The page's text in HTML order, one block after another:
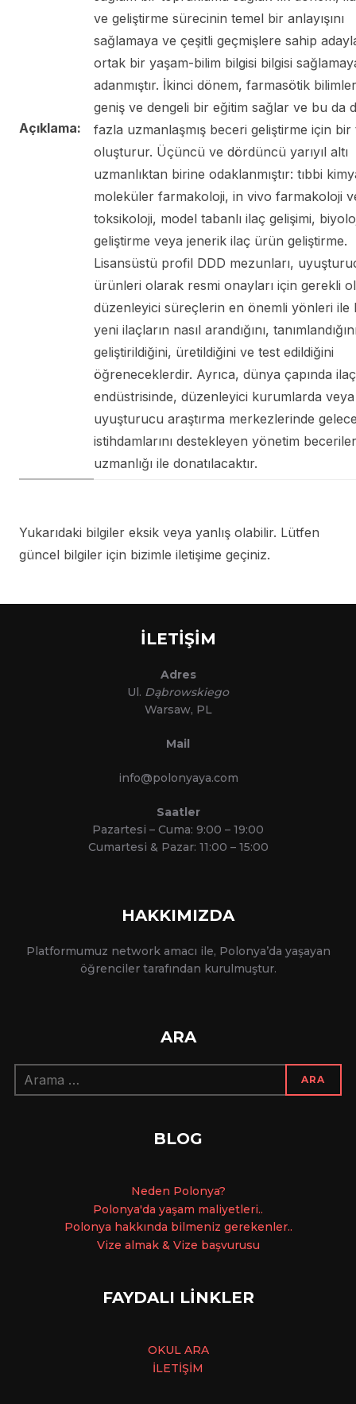
Açıklama:
ve geliştirme sürecinin temel bir anlayışını
sağlamaya ve çeşitli geçmişlere sahip
ortak bir yaşam-bilim bilgisi bilgisi
adanmıştır. İkinci dönem, farmasötik
geniş ve dengeli bir eğitim sağlar ve bu da
fazla uzmanlaşmış beceri geliştirme için bir
oluşturur. Üçüncü ve dördüncü yarıyıl altı
uzmanlıktan birine odaklanmıştır: tıbbi
moleküler farmakoloji, in vivo farmakoloji
toksikoloji, model tabanlı ilaç gelişimi,
geliştirme veya jenerik ilaç ürün geliştirme.
Lisansüstü profil DDD mezunları,
ürünleri olarak resmi onayları için gerekli
düzenleyici süreçlerin en önemli yönleri ile
yeni ilaçların nasıl arandığını,
geliştirildiğini, üretildiğini ve test edildiğini
öğreneceklerdir. Ayrıca, dünya çapında ilaç
endüstrisinde, düzenleyici kurumlarda veya
uyuşturucu araştırma merkezlerinde
istihdamlarını destekleyen yönetim
uzmanlığı ile donatılacaktır.
Yukarıdaki bilgiler eksik veya yanlış olabilir. Lütfen
güncel bilgiler için bizimle iletişime geçiniz.
İLETİŞİM
Adres
Ul. Dąbrowskiego
Warsaw, PL
Mail
info@polonyaya.com
Saatler
Pazartesi – Cuma: 9:00 – 19:00
Cumartesi & Pazar: 11:00 – 15:00
HAKKIMIZDA
Platformumuz network amacı ile, Polonya’da yaşayan
öğrenciler tarafından kurulmuştur.
ARA
Arama:
ARA
BLOG
Neden Polonya?
Polonya'da yaşam maliyetleri..
Polonya hakkında bilmeniz gerekenler..
Vize almak & Vize başvurusu
FAYDALI LİNKLER
OKUL ARA
İLETİŞİM